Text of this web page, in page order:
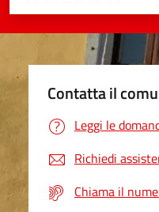
Valuta 5
Valuta 4
Valuta 3 stelle su
Valuta 2 stelle su 5
Valuta 1 stelle su 5
Contatta il
Leggi le
Richiedi
Chiama il